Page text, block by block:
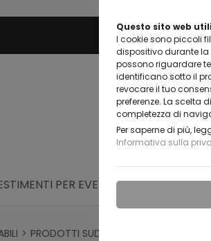
Questo sito web
I cookie sono piccoli
dispositivo durante la
possono riguardare
identificano sotto il
revocare il tuo
preferenze. La scelta
completezza di
Per saperne di più,
Informativa sulla
VUOI
PER EVENTI IDEE
PRODOTTI SUDDIVISI PER EVENTI E